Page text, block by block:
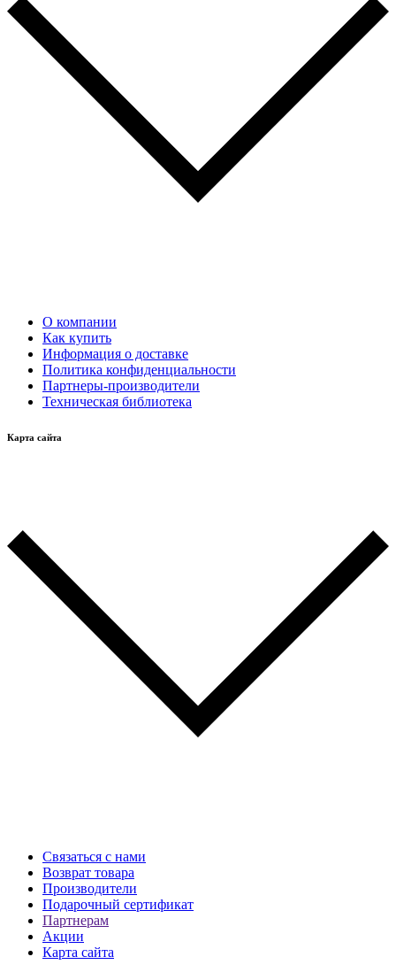
О компании
Как купить
Информация о доставке
Политика конфиденциальности
Партнеры-производители
Техническая библиотека
Карта сайта
Связаться с нами
Возврат товара
Производители
Подарочный сертификат
Партнерам
Акции
Карта сайта